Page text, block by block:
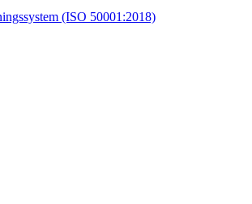
(ISO 50001:2018)